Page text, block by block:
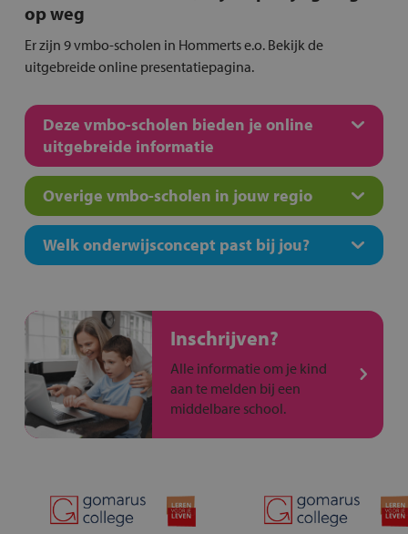
op weg
Er zijn 9 vmbo-scholen in Hommerts e.o. Bekijk de
uitgebreide online presentatiepagina.
Deze vmbo-scholen bieden je online
uitgebreide informatie
Overige vmbo-scholen in jouw regio
Welk onderwijsconcept past bij jou?
Inschrijven?
Alle informatie om je kind
aan te melden bij een
middelbare school.